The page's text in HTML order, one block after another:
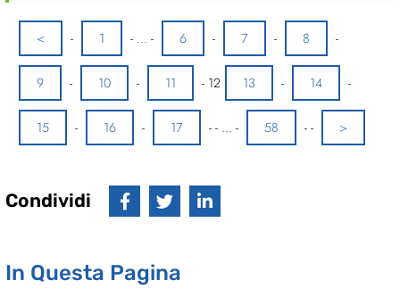
< - 1 - ... - 6 - 7 - 8 -
9 - 10 - 11 - 12 13 - 14 -
15 - 16 - 17 - - ... - 58 - - >
Condividi
In Questa Pagina